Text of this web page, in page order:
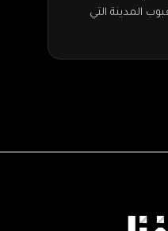
المدينة التي